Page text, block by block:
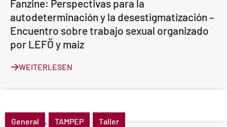
Fanzine: Perspectivas para la
autodeterminación y la desestigmatización –
Encuentro sobre trabajo sexual organizado
por LEFÖ y maiz
WEITERLESEN
General , TAMPEP Taller